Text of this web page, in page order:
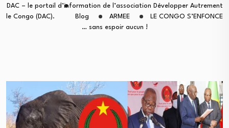
DAC – le portail d’information de l’association Développer Autrement
le Congo (DAC).
Blog ARMEE
LE CONGO S’ENFONCE
… sans espoir aucun !